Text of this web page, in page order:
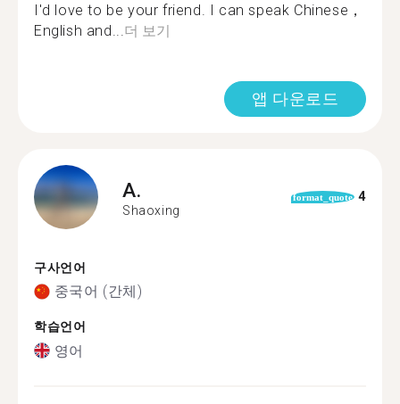
I'd love to be your friend. I can speak Chinese，
English and... 더 보기
앱 다운로드
A.
Shaoxing
format_quote 4
구사언어
중국어 (간체)
학습언어
영어